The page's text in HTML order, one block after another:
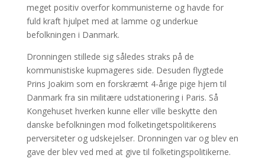
meget positiv overfor kommunisterne og havde for
fuld kraft hjulpet med at lamme og underkue
befolkningen i Danmark.
Dronningen stillede sig således straks på de
kommunistiske kupmageres side. Desuden flygtede
Prins Joakim som en forskræmt 4-årige pige hjem til
Danmark fra sin militære udstationering i Paris. Så
Kongehuset hverken kunne eller ville beskytte den
danske befolkningen mod folketingetspolitikerens
perversiteter og udskejelser. Dronningen var og blev en
gave der blev ved med at give til folketingspolitikerne.